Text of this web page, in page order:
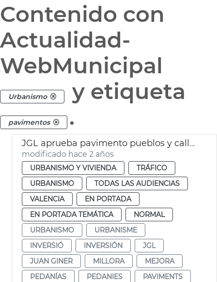
Contenido con
Actualidad-
WebMunicipal
Urbanismo y etiqueta
pavimentos .
JGL aprueba pavimento pueblos y calles València
modificado hace 2 años
URBANISMO Y VIVIENDA
TRÁFICO
URBANISMO
TODAS LAS AUDIENCIAS
VALENCIA
EN PORTADA
EN PORTADA TEMÁTICA
NORMAL
URBANISMO
URBANISME
INVERSIÓ
INVERSIÓN
JGL
JUAN GINER
MILLORA
MEJORA
PEDANÍAS
PEDANIES
PAVIMENTS